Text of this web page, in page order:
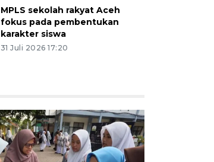
MPLS sekolah rakyat Aceh
fokus pada pembentukan
karakter siswa
31 Juli 2026 17:20